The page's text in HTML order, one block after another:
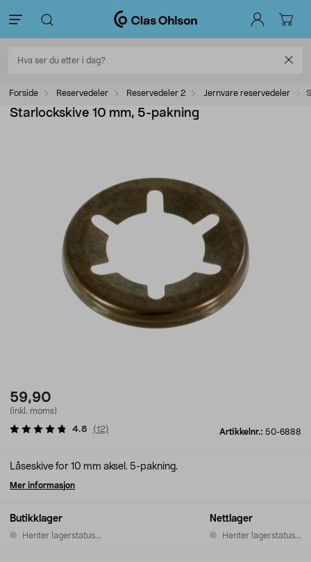
Forside Reservedeler Reservedeler 2 Jernvare reservedeler
Starlockskive 10 mm, 5-pakning
59,90
(inkl. moms)
Artikkelnr.: 50-6888
4.8 (12)
Butikklager
Henter lagerstatus...
Nettlager
Henter lagerstatus...
Låseskive for 10 mm aksel. 5-pakning.
Mer informasjon